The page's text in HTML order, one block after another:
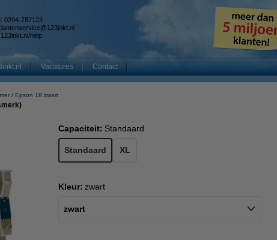
0294-787123
123inkt.nl/help
Vacatures Contact
Epson 18 zwart
Capaciteit: Standaard
Standaard XL
Kleur: zwart
zwart